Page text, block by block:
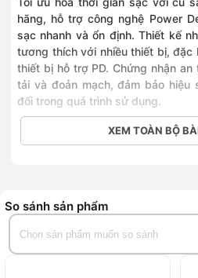
0936396799
749 Giải Phóng, Phường Tương
0932351080
27A Nguyễn Công Trứ, Phường
0942892255
188Ter Trần Quang Khải,
0828252255
1060 Đường 3/2, Phường Phú
0966356215
Số 215 Lê Văn Việt, Phường
0826802255
hãng, hỗ trợ công nghệ Power
sạc nhanh và ổn định. Thiết kế
tương thích với nhiều thiết bị, đặc
thiết bị hỗ trợ PD. Chứng nhận
tải và đoản mạch, đảm bảo hiệu
đối trong quá trình sử dụng.
XEM TOÀN BỘ
So sánh sản phẩm